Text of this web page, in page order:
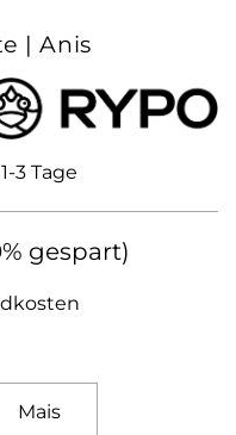
| Anis
gespart)
3 Tage
ist zurzeit nicht
Mais